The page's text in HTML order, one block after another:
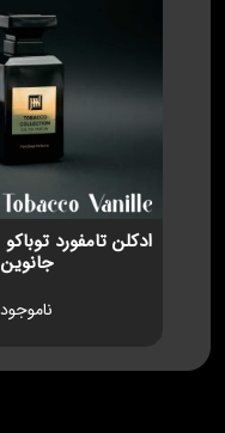
جانوین
ناموجود